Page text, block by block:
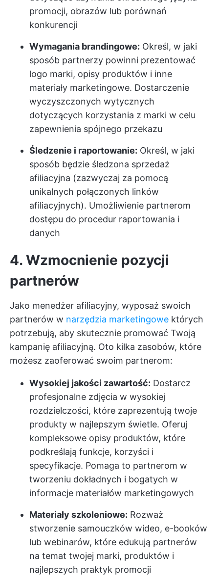
promocji, obrazów lub porównań
konkurencji
Wymagania brandingowe: Określ, w jaki
sposób partnerzy powinni prezentować
logo marki, opisy produktów i inne
materiały marketingowe. Dostarczenie
wyczyszczonych wytycznych
dotyczących korzystania z marki w celu
zapewnienia spójnego przekazu
Śledzenie i raportowanie: Określ, w jaki
sposób będzie śledzona sprzedaż
afiliacyjna (zazwyczaj za pomocą
unikalnych połączonych linków
afiliacyjnych). Umożliwienie partnerom
dostępu do procedur raportowania i
danych
4. Wzmocnienie pozycji
partnerów
Jako menedżer afiliacyjny, wyposaż swoich
partnerów w narzędzia marketingowe których
potrzebują, aby skutecznie promować Twoją
kampanię afiliacyjną. Oto kilka zasobów, które
możesz zaoferować swoim partnerom:
Wysokiej jakości zawartość: Dostarcz
profesjonalne zdjęcia w wysokiej
rozdzielczości, które zaprezentują twoje
produkty w najlepszym świetle. Oferuj
kompleksowe opisy produktów, które
podkreślają funkcje, korzyści i
specyfikacje. Pomaga to partnerom w
tworzeniu dokładnych i bogatych w
informacje materiałów marketingowych
Materiały szkoleniowe: Rozważ
stworzenie samouczków wideo, e-booków
lub webinarów, które edukują partnerów
na temat twojej marki, produktów i
najlepszych praktyk promocji